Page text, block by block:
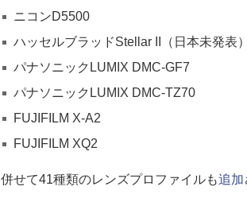
ニコンD5500
ハッセルブラッドStellar II（日本未発表）
パナソニックLUMIX DMC-GF7
パナソニックLUMIX DMC-TZ70
FUJIFILM X-A2
FUJIFILM XQ2
併せて41種類のレンズプロファイルも追加